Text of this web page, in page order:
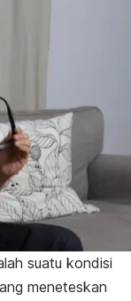
suatu kondisi
meneteskan